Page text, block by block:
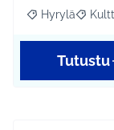
Rajaa tulokset
Hyrylä Rajaa
Tutustu